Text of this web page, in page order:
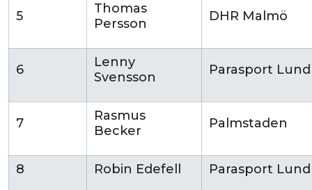
5
Thomas
Persson
DHR Malmö
6
Lenny
Svensson
Parasport Lund
7
Rasmus
Becker
Palmstaden
8 Robin Edefell Parasport Lund